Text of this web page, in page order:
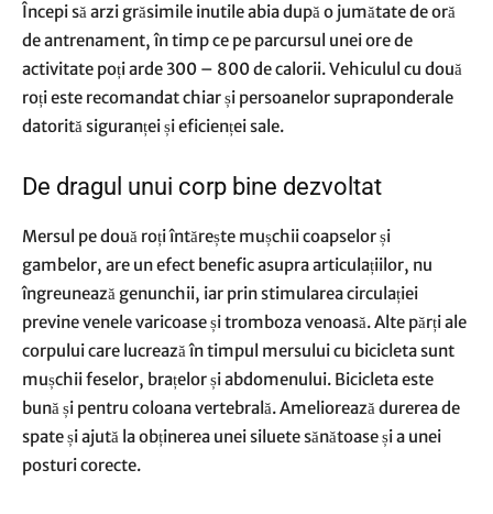
Începi să arzi grăsimile inutile abia după o jumătate de oră
de antrenament, în timp ce pe parcursul unei ore de
activitate poți arde 300 – 800 de calorii. Vehiculul cu două
roți este recomandat chiar și persoanelor supraponderale
datorită siguranței și eficienței sale.
De dragul unui corp bine dezvoltat
Mersul pe două roți întărește mușchii coapselor și
gambelor, are un efect benefic asupra articulațiilor, nu
îngreunează genunchii, iar prin stimularea circulației
previne venele varicoase și tromboza venoasă. Alte părți ale
corpului care lucrează în timpul mersului cu bicicleta sunt
mușchii feselor, brațelor și abdomenului. Bicicleta este
bună și pentru coloana vertebrală. Ameliorează durerea de
spate și ajută la obținerea unei siluete sănătoase și a unei
posturi corecte.